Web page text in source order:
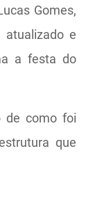
Gomes,
e
a festa do
de como foi
que